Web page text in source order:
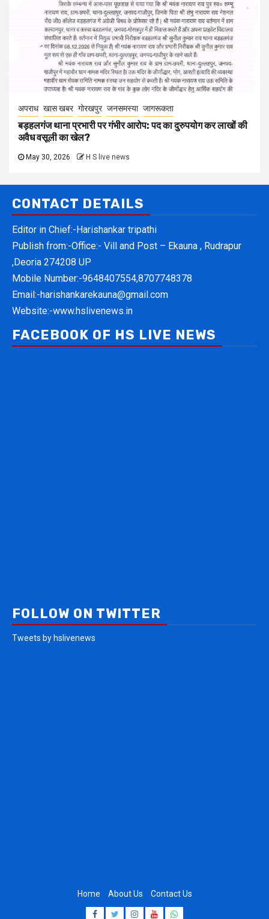
अपराध खास खबर गोरखपुर जनसमस्या जागरूकता
बड़हलगंज थाना प्रभारी पर गंभीर आरोप: पद का दुरुपयोग कर लाखों की
अवैध वसूली का खेल?
May 30, 2026 H S live news
CONTACT DETAILS
Editor in Chief:-Harishankar tripathi
Publish from:-Office:- Vill and Post – Ekauna , Rudrapur
,Deoria 274208 UP
Mobile Number:-9648407554,8707748378
Email:-harishankarekauna@gmail.com
Website:-www.hslivenews.in
FACEBOOK OF HS LIVE NEWS
FOLLOW ON TWITTER
Tweets by hslivenews
Home About Us Contact Us
Facebook
Twitter
Instagram
Youtube
Whatsapp